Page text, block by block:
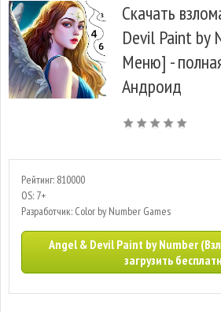
Скачать
Devil Paint
Меню] -
Андроид
Рейтинг: 810000
OS: 7+
Разработчик: Color by Number Games
Angel & Devil Paint by Number
загрузить